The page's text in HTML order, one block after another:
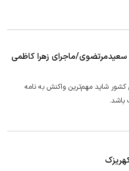
سعیدمرتضوی/ماجرای زهرا کاظمی
شاید مهم‌ترین واکنش به نامه
باشد.